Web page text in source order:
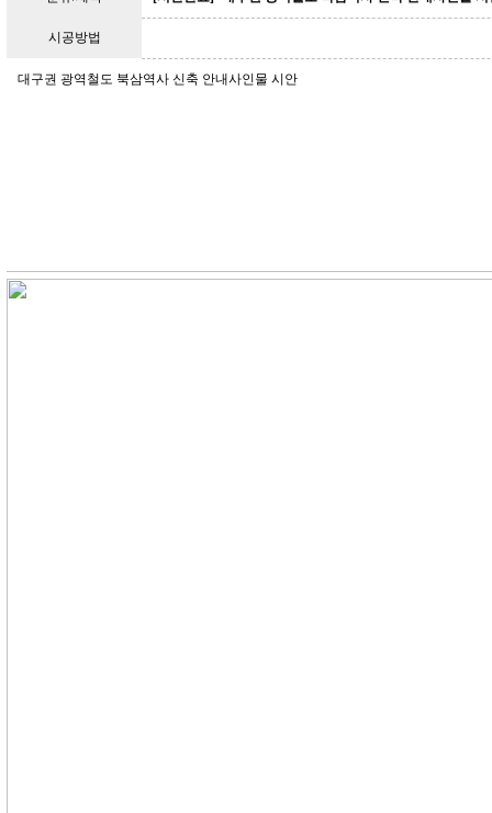
시공방법
대구권 광역철도 북삼역사 신축 안내사인물 시안